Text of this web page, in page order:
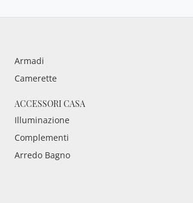
Armadi
Camerette
ACCESSORI CASA
Illuminazione
Complementi
Arredo Bagno